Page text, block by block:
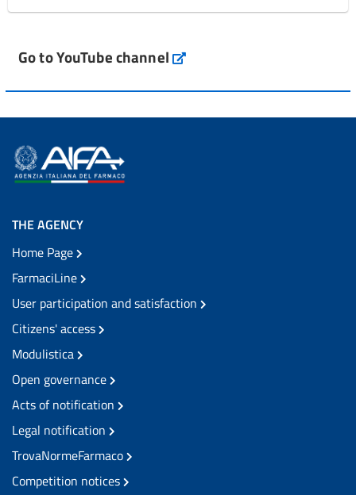
Go to YouTube channel
THE AGENCY
Home Page
FarmaciLine
User participation and satisfaction
Citizens' access
Modulistica
Open governance
Acts of notification
Legal notification
TrovaNormeFarmaco
Competition notices